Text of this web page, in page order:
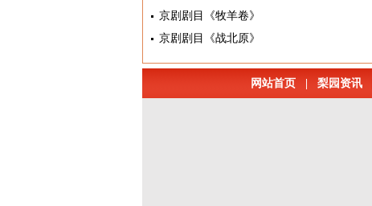
京剧剧目《牧羊卷》
京剧剧目《战北原》
网站首页 梨园资讯